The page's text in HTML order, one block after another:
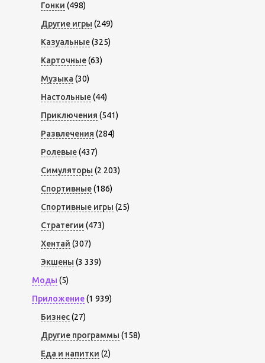
Гонки (498)
Другие игры (249)
Казуальные(325)
Карточные(63)
Музыка (30)
Настольные(44)
Приключения (541)
Развлечения (284)
Ролевые(437)
Симуляторы (2 203)
Спортивные(186)
Спортивные игры (25)
Стратегии (473)
Хентай (307)
Экшены (3 339)
Моды (5)
Приложение(1 939)
Бизнес(27)
Другие программы (158)
Еда и напитки (2)